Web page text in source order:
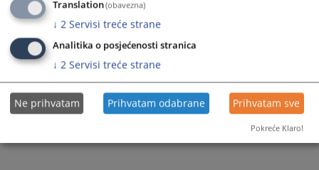
Translation(obavezna)
↓ 2 Servisi treće strane
Analitika o posjećenosti stranica
↓ 2 Servisi treće strane
Ne prihvatam Prihvatam odabrane Prihvatam sve
Pokreće Klaro!